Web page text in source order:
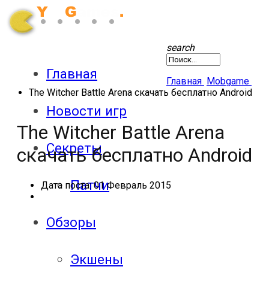
Главная
Новости игр
Секреты
Патчи
Обзоры
Экшены
search
Главная Mobgame
The Witcher Battle Arena скачать бесплатно Android
The Witcher Battle Arena
скачать бесплатно Android
Дата поста:01 Февраль 2015